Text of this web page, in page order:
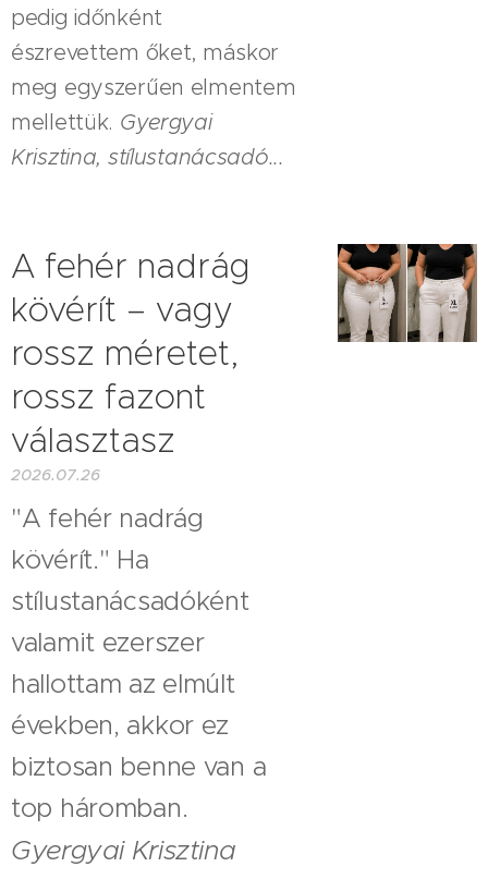
pedig időnként
észrevettem őket, máskor
meg egyszerűen elmentem
mellettük. Gyergyai
Krisztina, stílustanácsadó...
A fehér nadrág
kövérít – vagy
rossz méretet,
rossz fazont
választasz
2026.07.26
"A fehér nadrág
kövérít." Ha
stílustanácsadóként
valamit ezerszer
hallottam az elmúlt
években, akkor ez
biztosan benne van a
top háromban.
Gyergyai Krisztina